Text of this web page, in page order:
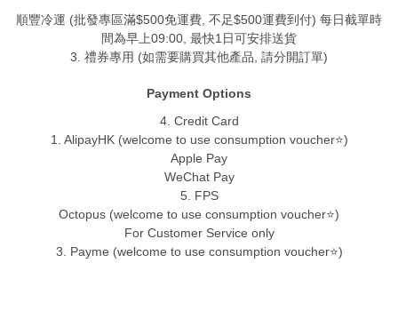
順豐冷運 (批發專區滿$500免運費, 不足$500運費到付) 每日截單時
間為早上09:00, 最快1日可安排送貨
3. 禮券專用 (如需要購買其他產品, 請分開訂單)
Payment Options
4. Credit Card
1. AlipayHK (welcome to use consumption voucher⭐)
Apple Pay
WeChat Pay
5. FPS
Octopus (welcome to use consumption voucher⭐)
For Customer Service only
3. Payme (welcome to use consumption voucher⭐)